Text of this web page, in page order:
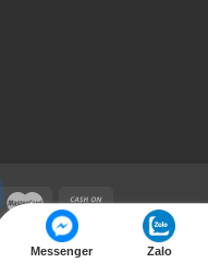
Số 88 - Copyright 2026 ©
Messenger Zalo